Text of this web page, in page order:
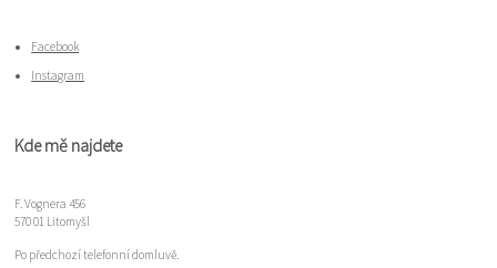
Facebook
Instagram
Kde mě najdete
F. Vognera 456
570 01 Litomyšl
Po předchozí telefonní domluvě.